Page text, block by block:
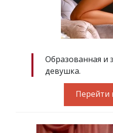
Образованная и
девушка.
Перейти